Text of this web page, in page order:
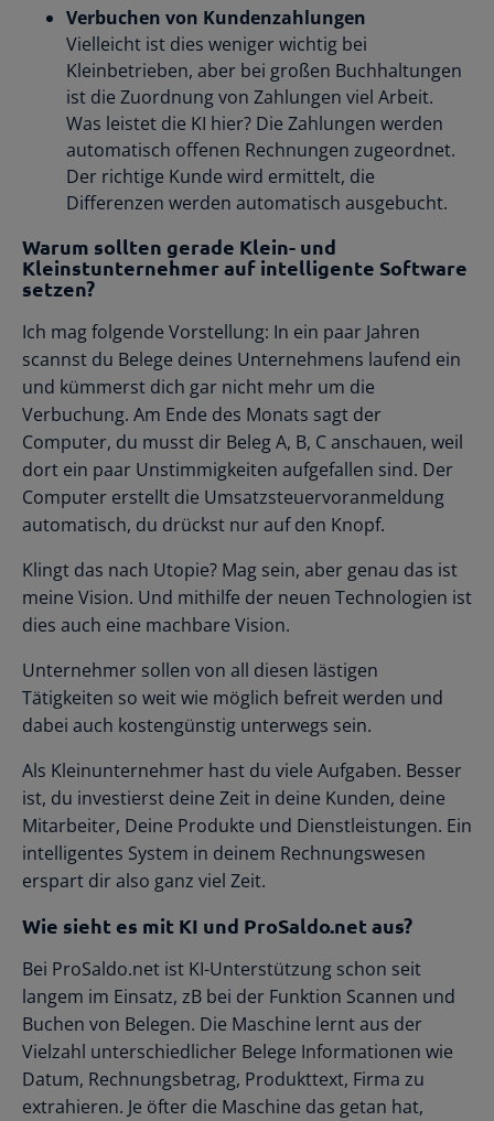
Verbuchen von Kundenzahlungen
Vielleicht ist dies weniger wichtig bei
Kleinbetrieben, aber bei großen Buchhaltungen
ist die Zuordnung von Zahlungen viel Arbeit.
Was leistet die KI hier? Die Zahlungen werden
automatisch offenen Rechnungen zugeordnet.
Der richtige Kunde wird ermittelt, die
Differenzen werden automatisch ausgebucht.
Warum sollten gerade Klein- und
Kleinstunternehmer auf intelligente Software
setzen?
Ich mag folgende Vorstellung: In ein paar Jahren
scannst du Belege deines Unternehmens laufend ein
und kümmerst dich gar nicht mehr um die
Verbuchung. Am Ende des Monats sagt der
Computer, du musst dir Beleg A, B, C anschauen, weil
dort ein paar Unstimmigkeiten aufgefallen sind. Der
Computer erstellt die Umsatzsteuervoranmeldung
automatisch, du drückst nur auf den Knopf.
Klingt das nach Utopie? Mag sein, aber genau das ist
meine Vision. Und mithilfe der neuen Technologien ist
dies auch eine machbare Vision.
Unternehmer sollen von all diesen lästigen
Tätigkeiten so weit wie möglich befreit werden und
dabei auch kostengünstig unterwegs sein.
Als Kleinunternehmer hast du viele Aufgaben. Besser
ist, du investierst deine Zeit in deine Kunden, deine
Mitarbeiter, Deine Produkte und Dienstleistungen. Ein
intelligentes System in deinem Rechnungswesen
erspart dir also ganz viel Zeit.
Wie sieht es mit KI und ProSaldo.net aus?
Bei ProSaldo.net ist KI-Unterstützung schon seit
langem im Einsatz, zB bei der Funktion Scannen und
Buchen von Belegen. Die Maschine lernt aus der
Vielzahl unterschiedlicher Belege Informationen wie
Datum, Rechnungsbetrag, Produkttext, Firma zu
extrahieren. Je öfter die Maschine das getan hat,